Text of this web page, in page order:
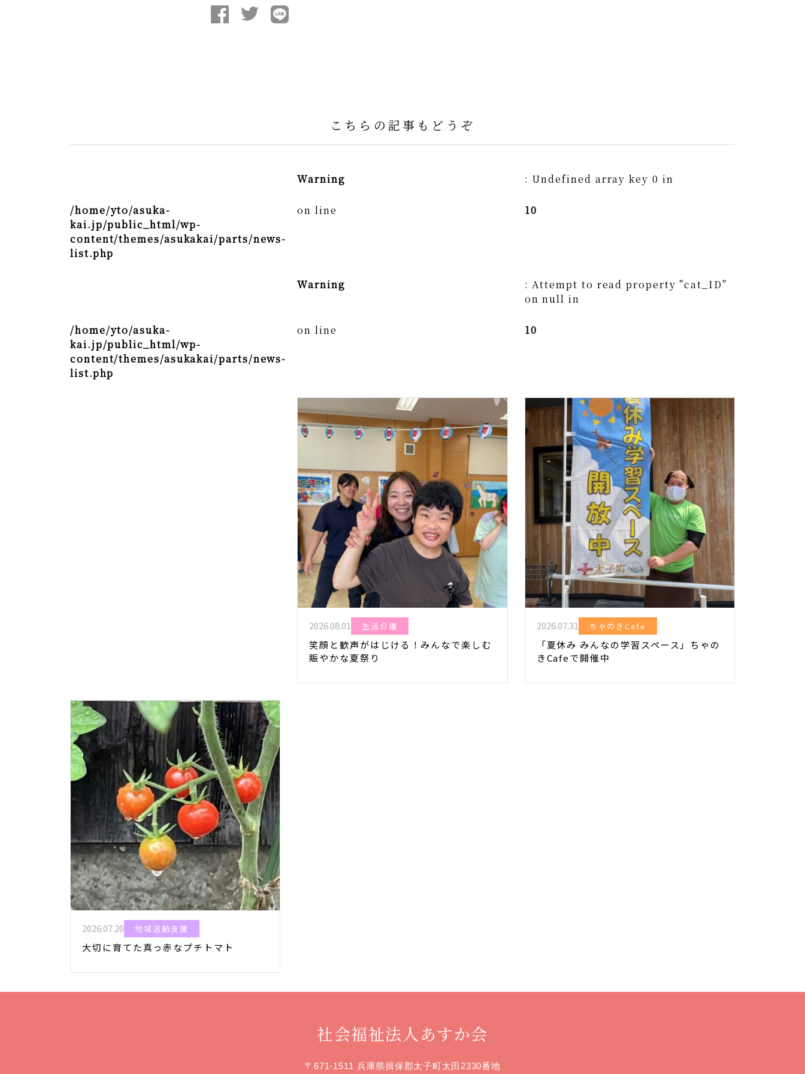
こちらの記事もどうぞ
Warning : Undefined array key 0 in
/home/yto/asuka-
kai.jp/public_html/wp-
content/themes/asukakai/parts/news-
list.php
on line 10
Warning
: Attempt to read property "cat_ID"
on null in
/home/yto/asuka-
kai.jp/public_html/wp-
content/themes/asukakai/parts/news-
list.php
on line 10
2026.08.01 生活介護
笑顔と歓声がはじける！みんなで楽しむ
賑やかな夏祭り
2026.07.31 ちゃのきCafe
「夏休み みんなの学習スペース」ちゃの
きCafeで開催中
2026.07.20 地域活動支援
大切に育てた真っ赤なプチトマト
社会福祉法人あすか会
〒671-1511 兵庫県揖保郡太子町太田2330番地